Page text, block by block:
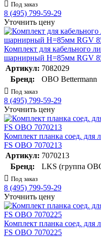
Под заказ
8 (495) 799-59-29
Уточнить цену
Комплект для кабельного
шарнирный H=85мм RGV
Артикул: 7082029
Бренд:
OBO Bettermann
Под заказ
8 (495) 799-59-29
Уточнить цену
Комплект планка соед. для
FS OBO 7070213
Артикул: 7070213
Бренд:
LKS (группа
Под заказ
8 (495) 799-59-29
Уточнить цену
Комплект планка соед. для
FS OBO 7070225